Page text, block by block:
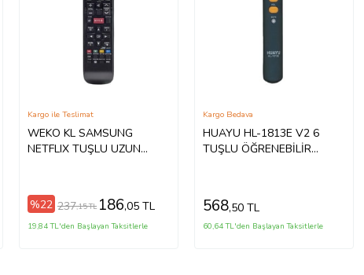
WEKO KL SAMSUNG
NETFLIX TUŞLU UZUN
Kargo ile Teslimat
%22 237,15 TL 186,05 TL
19,84 TL'den Başlayan Taksitlerle
HUAYU HL-1813E V2 6
TUŞLU ÖĞRENEBİLİR
HASTAHANELER İÇİN )
Kargo Bedava
568,50 TL
60,64 TL'den Başlayan Taksitlerle